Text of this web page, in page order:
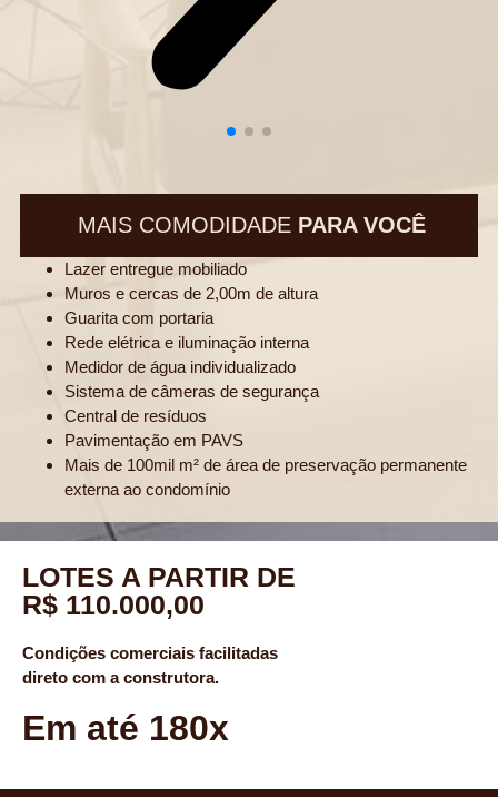
MAIS COMODIDADE PARA VOCÊ
Lazer entregue mobiliado
Muros e cercas de 2,00m de altura
Guarita com portaria
Rede elétrica e iluminação interna
Medidor de água individualizado
Sistema de câmeras de segurança
Central de resíduos
Pavimentação em PAVS
Mais de 100mil m² de área de preservação permanente
externa ao condomínio
LOTES A PARTIR DE
R$ 110.000,00
Condições comerciais facilitadas
direto com a construtora.
Em até 180x